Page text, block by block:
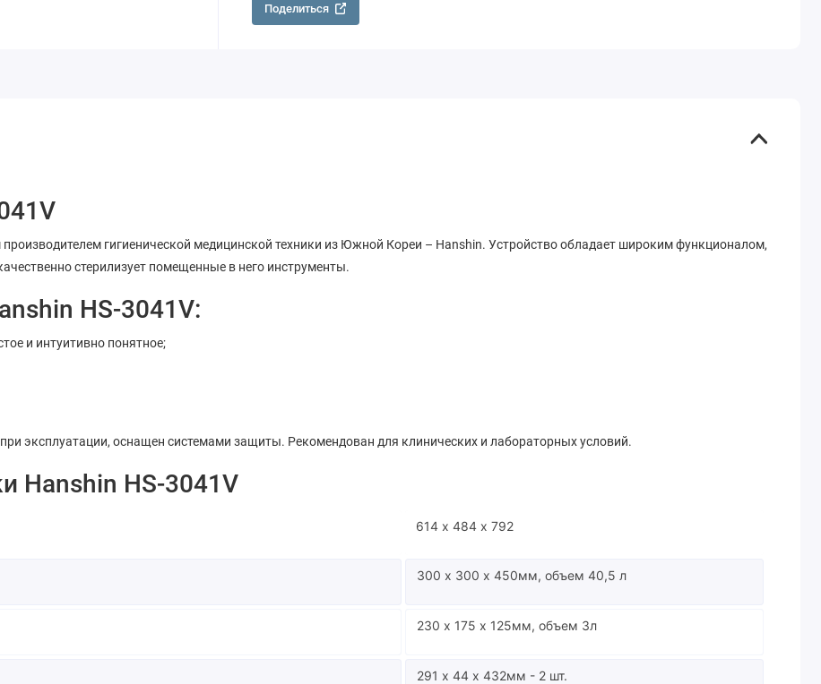
Поделиться
гигиенической медицинской техники из Южной Кореи – Hanshin. Устройство обладает широким функционалом,
стерилизует помещенные в него инструменты.
HS-3041V:
и интуитивно понятное;
эксплуатации, оснащен системами защиты. Рекомендован для клинических и лабораторных условий.
Hanshin HS-3041V
614 х 484 х 792
300 х 300 х 450мм, объем 40,5 л
230 х 175 х 125мм, объем 3л
291 х 44 х 432мм - 2 шт.